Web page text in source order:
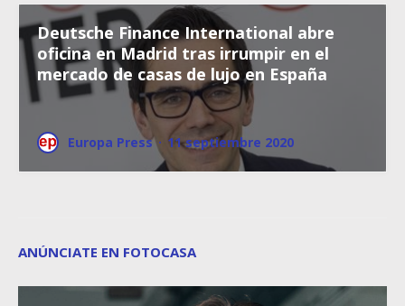
Deutsche Finance International abre
oficina en Madrid tras irrumpir en el
mercado de casas de lujo en España
Europa Press · 11 septiembre 2020
ANÚNCIATE EN FOTOCASA